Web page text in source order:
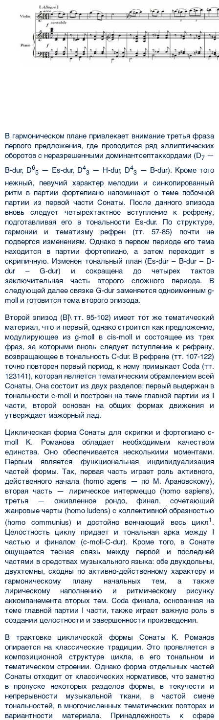
В гармоническом плане привлекает внимание третья фраза
первого предложения, где проводится ряд эллиптических
оборотов с неразрешенными доминантсептаккордами (D7 —
B-dur, D6
5 — Es-dur, D4
3 — H-dur, D4
3 — B-dur). Кроме того
нежный, певучий характер мелодии и синкопированный
ритм в партии фортепиано напоминают о теме побочной
партии из первой части Сонаты. После данного эпизода
вновь следует четырехтактное вступление к рефрену,
подготавливая его в тональности Es-dur. По структуре,
гармонии и тематизму рефрен (тт. 57-85) почти не
подвергся изменениям. Однако в первом периоде его тема
находится в партии фортепиано, а затем переходит в
скрипичную. Изменен тональный план (Es-dur – B-dur – D-
dur – G-dur) и сокращена до четырех тактов
заключительная часть второго сложного периода. В
следующей далее связке G-dur заменяется одноименным g-
moll и готовится тема второго эпизода.
Второй эпизод (В]\ тт. 95-102) имеет тот же тематический
материал, что и первый, однако строится как предложение,
модулирующее из g-moll в cis-moll и состоящее из трех
фраз, за которыми вновь следует вступление к рефрену,
возвращающее в тональность C-dur. В рефрене (тт. 107-122)
точно повторен первый период, к нему примыкает Coda (тт.
123­141), которая является тематическим обрамлением всей
Сонаты. Она состоит из двух разделов: первый выдержан в
тональности c-moll и построен на теме главной партии из I
части, второй основан на общих формах движения и
утверждает мажорный лад.
Циклическая форма Сонаты для скрипки и фортепиано c-
moll К. Романова обладает необходимым качеством
единства. Оно обеспечивается несколькими моментами.
Первым является функциональная индивидуализация
частей формы. Так, первая часть играет роль активного,
действенного начала (homo agens — по М. Арановскому),
вторая часть — лирическое интермеццо (homo sapiens),
третья — оживленное рондо, финал, сочетающий
жанровые черты (homo ludens) с коллективной образностью
(homo communius) и достойно венчающий весь цикл1 .
Целостность циклу придает и тональная арка между I
частью и финалом (c-moll-C-dur). Кроме того, в Сонате
ощущается тесная связь между первой и последней
частями в средствах музыкального языка: обе двухдольны,
двухтемны, сходны по активно-действенному характеру и
гармоническому плану начальных тем, а также
лирическому наполнению и ритмическому рисунку
аккомпанемента вторых тем. Coda финала, основанная на
теме главной партии I части, также играет важную роль в
создании целостности и завершенности произведения.
В трактовке циклической формы Сонаты К. Романов
опирается на классические традиции. Это проявляется в
композиционной структуре цикла, в его тональном и
тематическом строении. Однако форма отдельных частей
Сонаты отходит от классических нормативов, что заметно
в пропуске некоторых разделов формы, в текучести и
непрерывности музыкальной ткани, в частой смене
тональностей, в многочисленных тематических повторах и
вариантности материала. Принадлежность к сфере